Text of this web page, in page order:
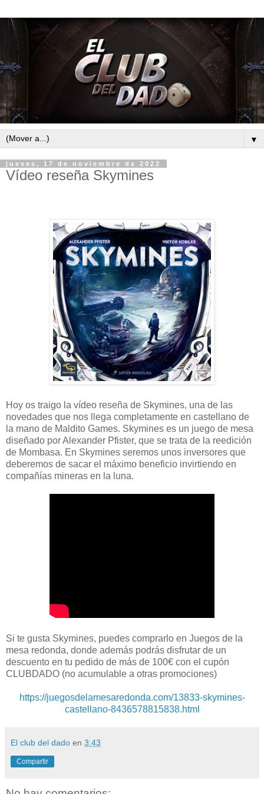
▼
jueves, 17 de noviembre de 2022
Vídeo reseña Skymines
Hoy os traigo la vídeo reseña de Skymines, una de las
novedades que nos llega completamente en castellano de
la mano de Maldito Games. Skymines es un juego de mesa
diseñado por Alexander Pfister, que se trata de la reedición
de Mombasa. En Skymines seremos unos inversores que
deberemos de sacar el máximo beneficio invirtiendo en
compañías mineras en la luna.
Si te gusta Skymines, puedes comprarlo en Juegos de la
mesa redonda, donde además podrás disfrutar de un
descuento en tu pedido de más de 100€ con el cupón
CLUBDADO (no acumulable a otras promociones)
https://juegosdelamesaredonda.com/13833-skymines-
castellano-8436578815838.html
El club del dado en 3:43
Compartir